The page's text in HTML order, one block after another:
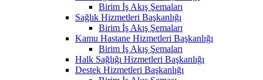
Birim İş Akış Şemaları
Sağlık Hizmetleri Başkanlığı
Birim İş Akış Şemaları
Kamu Hastane Hizmetleri Başkanlığı
Birim İş Akış Şemaları
Halk Sağlığı Hizmetleri Başkanlığı
Destek Hizmetleri Başkanlığı